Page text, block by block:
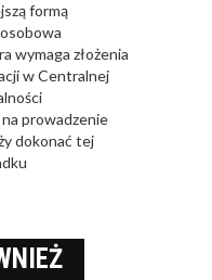
formą
wymaga złożenia
w Centralnej
prowadzenie
dokonać tej